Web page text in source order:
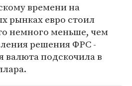
времени на
рынках евро стоил
немного меньше, чем
решения ФРС -
валюта подскочила в